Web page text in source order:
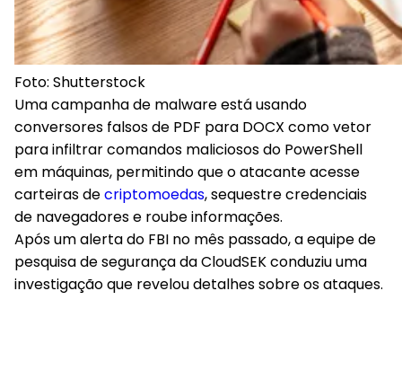
Foto: Shutterstock
Uma campanha de malware está usando
conversores falsos de PDF para DOCX como vetor
para infiltrar comandos maliciosos do PowerShell
em máquinas, permitindo que o atacante acesse
carteiras decriptomoedas, sequestre credenciais
de navegadores e roube informações.
Após um alerta do FBI no mês passado, a equipe de
pesquisa de segurança da CloudSEK conduziu uma
investigação que revelou detalhes sobre os ataques.